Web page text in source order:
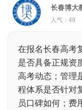
长春博大
人气： 49
在报名长春高考
是否具备正规资
高考动态；管理
程体系是否针对
员口碑如何；费